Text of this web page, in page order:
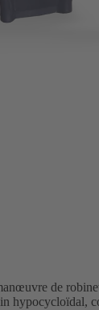
de
hypocycloïdal,